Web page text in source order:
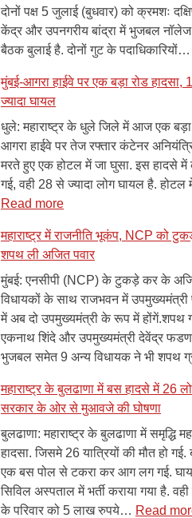
से
मुंबई
पहुंचे
खतरे
कुर्सी
के
बाद
शक्ति
में
भतीजा
आमने-
सामने,
अजित
पलड़ा
भारी
दोनों पक्ष 5 जुलाई (बुधवार) को क्रमशः
केंद्र और उपनगरीय बांद्रा में भुजबल
बैठक बुलाई है. दोनों गुट के पदाधिकारियों…
मुंबई-आगरा हाईवे पर एक बड़ा रोड हादसा,
ज्यादा घायल
धुले: महाराष्ट्र के धुले जिले में आज एक बड़ा
आगरा हाईवे पर तेज रफ्तार कंटेनर
मरते हुए एक होटल में जा घुसा. इस हादसे में
गई, वही 28 से ज्यादा लोग घायल है.
Read more:
आगरा
हाईवे
पर
एक
बड़ा
रोड
हादसा,
लोगों
की
मौत,
28
से
ज्यादा
घायल
महाराष्ट्र में राजनीति भूकंप, NCP को
शपथ ली अजित पवार
मुंबई: एनसीपी (NCP) के टुकड़े कर के
विधायकों के साथ राजभवन में उपमुख्यमंत्री
में अब दो उपमुख्यमंत्री के रूप में होंगें.शपथ
एकनाथ शिंदे और उपमुख्यमंत्री देवेंद्र
भुजबल समेत 9 अन्य विधायक ने भी शपथ
महाराष्ट्र के बुलढाणा में बस हादसे में 26
सरकार के ओर से मुआवजे की घोषणा
बुलढाणा: महाराष्ट्र के बुलढाणा में समृद्धि
हादसा. जिसमे 26 यात्रियों की मौत हो
एक बस पोल से टकरा कर आग लग गई.
सिविल अस्पताल में भर्ती कराया गया है.
के परिवार को 5 लाख रुपये… Read